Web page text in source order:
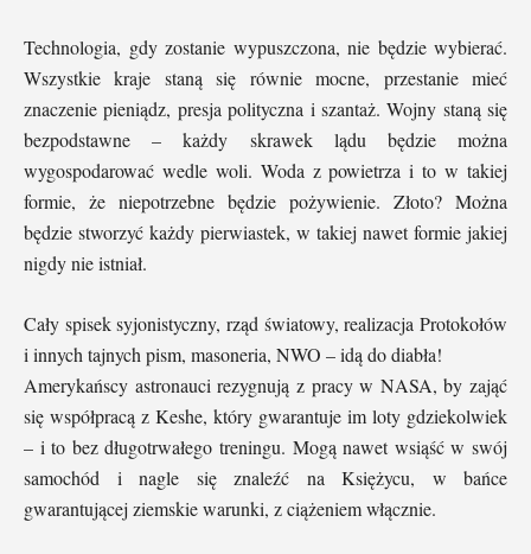
Technologia, gdy zostanie wypuszczona, nie będzie wybierać.
Wszystkie kraje staną się równie mocne, przestanie mieć
znaczenie pieniądz, presja polityczna i szantaż. Wojny staną się
bezpodstawne – każdy skrawek lądu będzie można
wygospodarować wedle woli. Woda z powietrza i to w takiej
formie, że niepotrzebne będzie pożywienie. Złoto? Można
będzie stworzyć każdy pierwiastek, w takiej nawet formie jakiej
nigdy nie istniał.
Cały spisek syjonistyczny, rząd światowy, realizacja Protokołów
i innych tajnych pism, masoneria, NWO – idą do diabła!
Amerykańscy astronauci rezygnują z pracy w NASA, by zająć
się współpracą z Keshe, który gwarantuje im loty gdziekolwiek
– i to bez długotrwałego treningu. Mogą nawet wsiąść w swój
samochód i nagle się znaleźć na Księżycu, w bańce
gwarantującej ziemskie warunki, z ciążeniem włącznie.